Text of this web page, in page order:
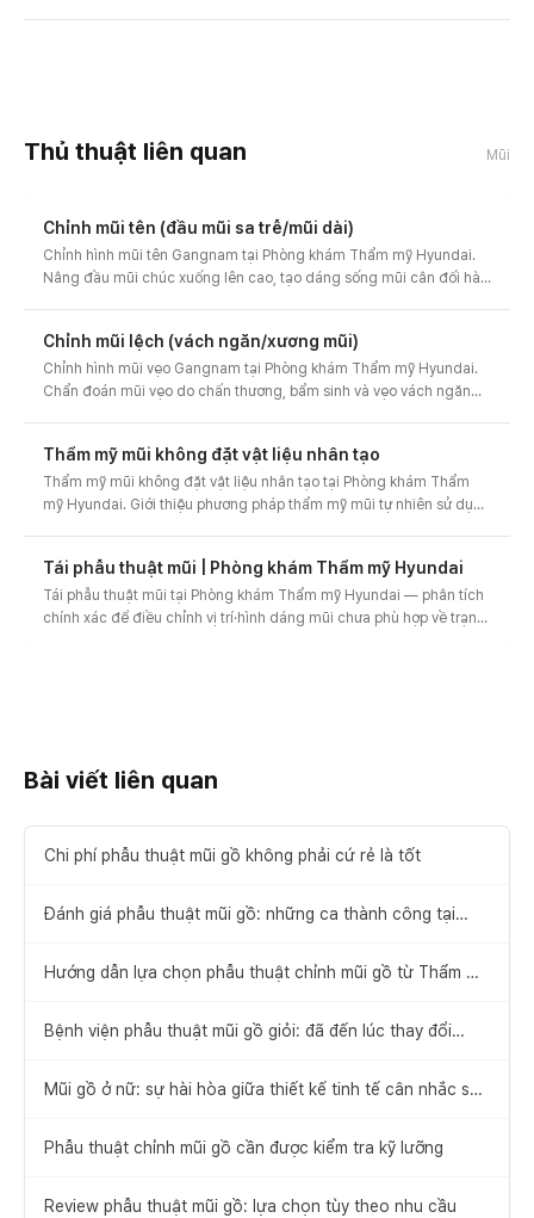
Thủ thuật liên quan Mũi
Chỉnh mũi tên (đầu mũi sa trễ/mũi dài)
Chỉnh hình mũi tên Gangnam tại Phòng khám Thẩm mỹ Hyundai.
Nâng đầu mũi chúc xuống lên cao, tạo dáng sống mũi cân đối hài
Chỉnh mũi lệch (vách ngăn/xương mũi)
Chỉnh hình mũi vẹo Gangnam tại Phòng khám Thẩm mỹ Hyundai.
Chẩn đoán mũi vẹo do chấn thương, bẩm sinh và vẹo vách ngăn
Thẩm mỹ mũi không đặt vật liệu nhân tạo
Thẩm mỹ mũi không đặt vật liệu nhân tạo tại Phòng khám Thẩm
mỹ Hyundai. Giới thiệu phương pháp thẩm mỹ mũi tự nhiên sử dụng
Tái phẫu thuật mũi | Phòng khám Thẩm mỹ Hyundai
Tái phẫu thuật mũi tại Phòng khám Thẩm mỹ Hyundai — phân tích
chính xác để điều chỉnh vị trí·hình dáng mũi chưa phù hợp về trạng
Bài viết liên quan
Chi phí phẫu thuật mũi gồ không phải cứ rẻ là tốt
Đánh giá phẫu thuật mũi gồ: những ca thành công tại
Hướng dẫn lựa chọn phẫu thuật chỉnh mũi gồ từ Thẩm mỹ
Bệnh viện phẫu thuật mũi gồ giỏi: đã đến lúc thay đổi
Mũi gồ ở nữ: sự hài hòa giữa thiết kế tinh tế cân nhắc sự
Phẫu thuật chỉnh mũi gồ cần được kiểm tra kỹ lưỡng
Review phẫu thuật mũi gồ: lựa chọn tùy theo nhu cầu